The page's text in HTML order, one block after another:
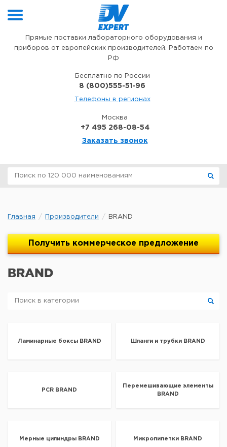
Прямые поставки лабораторного оборудования и
приборов от европейских производителей. Работаем по
РФ
Бесплатно по России
8 (800)555-51-96
Телефоны в регионах
Москва
+7 495 268-08-54
Заказать звонок
Главная Производители BRAND
Получить коммерческое предложение
BRAND
Ламинарные боксы BRAND Шланги и трубки BRAND
PCR BRAND
Перемешивающие элементы
BRAND
Мерные цилиндры BRAND Микропипетки BRAND